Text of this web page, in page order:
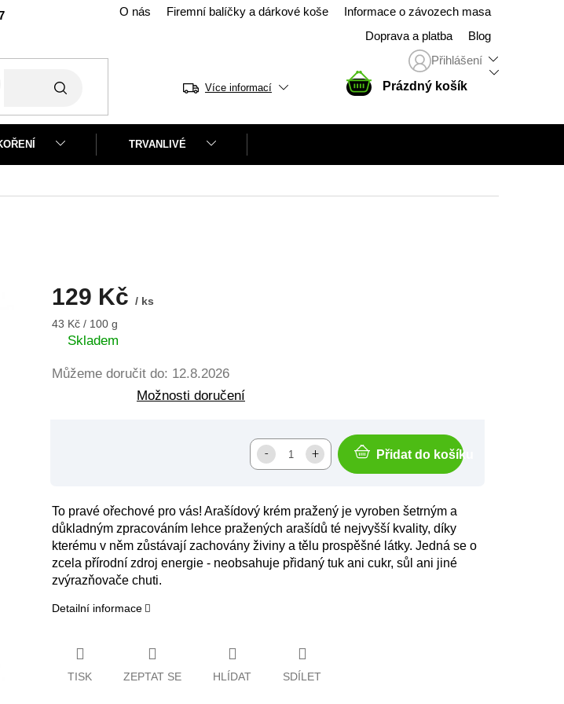
O nás Firemní balíčky a dárkové koše
Informace o závozech masa
Doprava a platba
Blog
Přihlášení
Více informací
NÁKUPNÍ
KOŠÍK
Prázdný košík
TRVANLIVÉ
129 Kč / ks
Měrná
cena:
43 Kč / 100 g
Skladem
Můžeme doručit do: 12.8.2026
Možnosti doručení
Přidat do košíku
To pravé ořechové pro vás! Arašídový krém pražený je vyroben šetrným a
důkladným zpracováním lehce pražených arašídů té nejvyšší kvality, díky
kterému v něm zůstávají zachovány živiny a tělu prospěšné látky. Jedná se o
zcela přírodní zdroj energie - neobsahuje přidaný tuk ani cukr, sůl ani jiné
zvýrazňovače chuti.
Detailní informace
TISK ZEPTAT SE HLÍDAT SDÍLET